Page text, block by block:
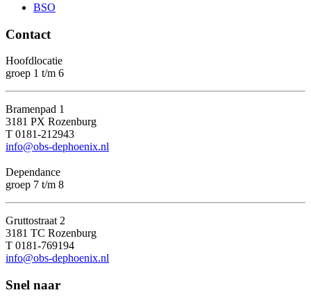
BSO
Contact
Hoofdlocatie
groep 1 t/m 6
Bramenpad 1
3181 PX Rozenburg
T 0181-212943
info@obs-dephoenix.nl
Dependance
groep 7 t/m 8
Gruttostraat 2
3181 TC Rozenburg
T 0181-769194
info@obs-dephoenix.nl
Snel naar